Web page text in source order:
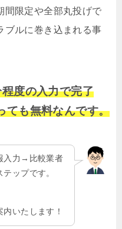
間限定や全部丸投げで
ブルに巻き込まれる事
度の入力で完了
ても無料なんです。
入力→比較業者
ップです。
いたします！